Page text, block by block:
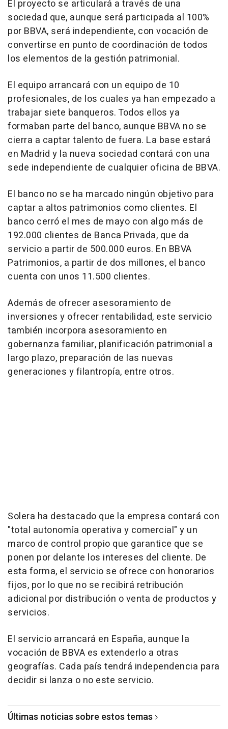
El proyecto se articulará a través de una
sociedad que, aunque será participada al 100%
por BBVA, será independiente, con vocación de
convertirse en punto de coordinación de todos
los elementos de la gestión patrimonial.
El equipo arrancará con un equipo de 10
profesionales, de los cuales ya han empezado a
trabajar siete banqueros. Todos ellos ya
formaban parte del banco, aunque BBVA no se
cierra a captar talento de fuera. La base estará
en Madrid y la nueva sociedad contará con una
sede independiente de cualquier oficina de BBVA.
El banco no se ha marcado ningún objetivo para
captar a altos patrimonios como clientes. El
banco cerró el mes de mayo con algo más de
192.000 clientes de Banca Privada, que da
servicio a partir de 500.000 euros. En BBVA
Patrimonios, a partir de dos millones, el banco
cuenta con unos 11.500 clientes.
Además de ofrecer asesoramiento de
inversiones y ofrecer rentabilidad, este servicio
también incorpora asesoramiento en
gobernanza familiar, planificación patrimonial a
largo plazo, preparación de las nuevas
generaciones y filantropía, entre otros.
Solera ha destacado que la empresa contará con
"total autonomía operativa y comercial" y un
marco de control propio que garantice que se
ponen por delante los intereses del cliente. De
esta forma, el servicio se ofrece con honorarios
fijos, por lo que no se recibirá retribución
adicional por distribución o venta de productos y
servicios.
El servicio arrancará en España, aunque la
vocación de BBVA es extenderlo a otras
geografías. Cada país tendrá independencia para
decidir si lanza o no este servicio.
Últimas noticias sobre estos temas